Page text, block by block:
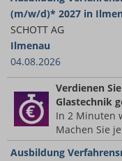
(m/w/d)* 2027 in
SCHOTT AG
Ilmenau
04.08.2026
Verdienen Sie
Glastechnik
In 2 Minuten
Machen Sie
Ausbildung